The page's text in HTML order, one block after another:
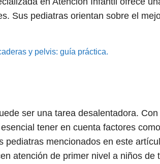
Sus pediatras orientan sobre el
y pelvis: guía práctica.
ser una tarea desalentadora.
tener en cuenta factores
pediatras mencionados en este
atención de primer nivel a niños de